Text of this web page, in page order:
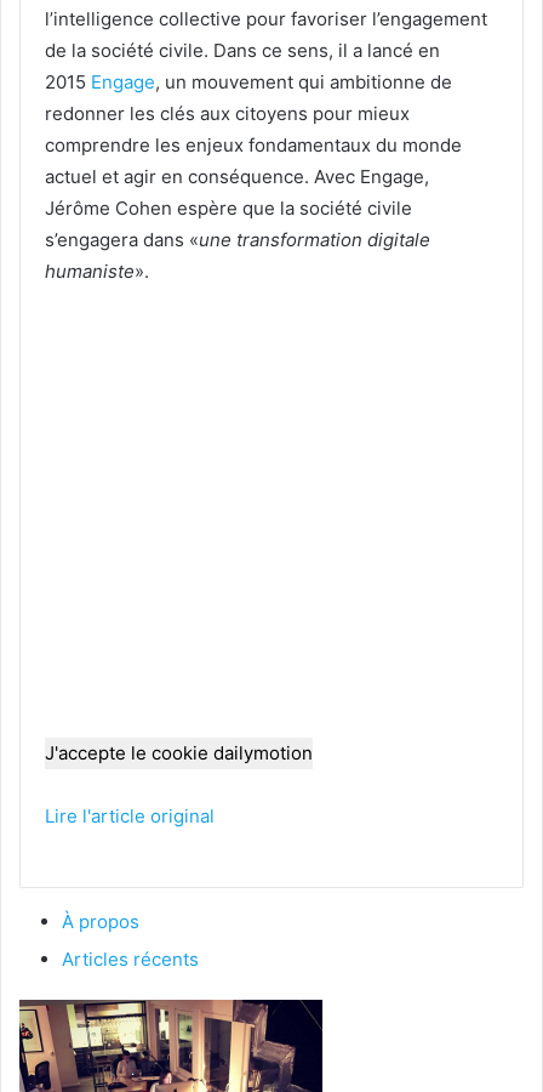
l’intelligence collective pour favoriser l’engagement
de la société civile. Dans ce sens, il a lancé en
2015 Engage, un mouvement qui ambitionne de
redonner les clés aux citoyens pour mieux
comprendre les enjeux fondamentaux du monde
actuel et agir en conséquence. Avec Engage,
Jérôme Cohen espère que la société civile
s’engagera dans «une transformation digitale
humaniste».
J'accepte le cookie dailymotion
Lire l'article original
À propos
Articles récents